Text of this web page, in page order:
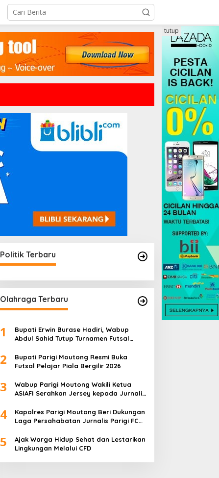
tutup
Politik Terbaru
Olahraga Terbaru
1
Bupati Erwin Burase Hadiri, Wabup
Abdul Sahid Tutup Turnamen Futsal
2
Bupati Parigi Moutong Resmi Buka
Futsal Pelajar Piala Bergilir 2026
3
Wabup Parigi Moutong Wakili Ketua
ASIAFI Serahkan Jersey kepada Jurnalis
4
Kapolres Parigi Moutong Beri Dukungan
Laga Persahabatan Jurnalis Parigi FC
5
Ajak Warga Hidup Sehat dan Lestarikan
Lingkungan Melalui CFD